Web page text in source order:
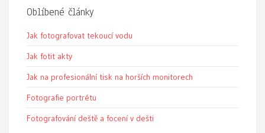
Oblíbené články
Jak fotografovat tekoucí vodu
Jak fotit akty
Jak na profesionální tisk na horších monitorech
Fotografie portrétu
Fotografování deště a focení v dešti